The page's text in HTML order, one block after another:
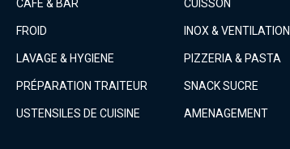
CAFÉ & BAR CUISSON
FROID INOX & VENTILATION
LAVAGE & HYGIENE PIZZERIA & PASTA
PRÉPARATION TRAITEUR SNACK SUCRE
USTENSILES DE CUISINE AMENAGEMENT